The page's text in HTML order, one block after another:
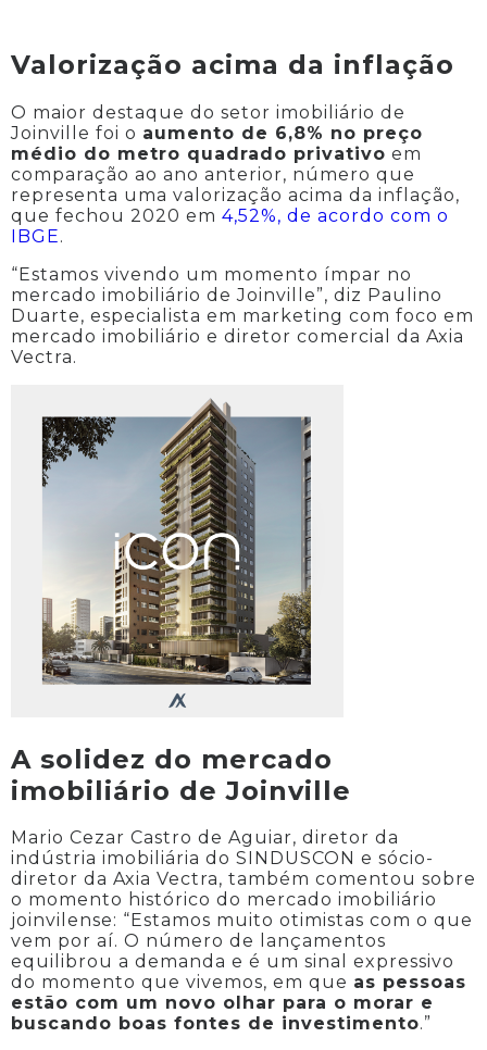
Valorização acima da inflação
O maior destaque do setor imobiliário de
Joinville foi o aumento de 6,8% no preço
médio do metro quadrado privativo em
comparação ao ano anterior, número que
representa uma valorização acima da inflação,
que fechou 2020 em 4,52%, de acordo com o
IBGE.
“Estamos vivendo um momento ímpar no
mercado imobiliário de Joinville”, diz Paulino
Duarte, especialista em marketing com foco em
mercado imobiliário e diretor comercial da Axia
Vectra.
A solidez do mercado
imobiliário de Joinville
Mario Cezar Castro de Aguiar, diretor da
indústria imobiliária do SINDUSCON e sócio-
diretor da Axia Vectra, também comentou sobre
o momento histórico do mercado imobiliário
joinvilense: “Estamos muito otimistas com o que
vem por aí. O número de lançamentos
equilibrou a demanda e é um sinal expressivo
do momento que vivemos, em que as pessoas
estão com um novo olhar para o morar e
buscando boas fontes de investimento.”